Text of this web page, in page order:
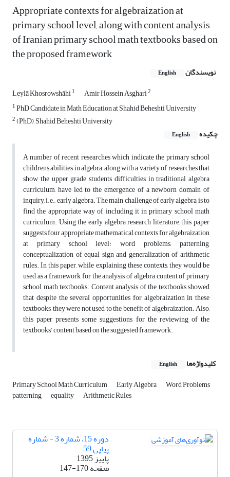
Appropriate contexts for algebraization at
primary school level, along with content analysis
of Iranian primary school math textbooks based on
the proposed framework
نویسندگان English
Leylā Khosrowshāhi1 Amir Hossein Asghari2
1PhD Candidate in Math Education at Shahid Beheshti University
2(PhD), Shahid Beheshti University
چکیده
English
A number of recent researches which indicate the primary school
childrens abilities in algebra, along with a variety of researches that
show the upper grade students difficulties in traditional algebra
curriculum, have led to the emergence of a newborn domain of
inquiry, i.e., early algebra. The main challenge of early algebra is to
find the appropriate way of including it in primary school math
curriculum. Using the early algebra research literature, this paper
suggests four appropriate mathematical contexts for algebraization
at primary school level: word problems, patterning,
conceptualization of equal sign and generalization of arithmetic
rules. In this paper, while explaining these contexts, they would be
used as a framework for the analysis of algebra content of primary
school math textbooks. Content analysis of the textbooks showed
that despite the several opportunities for algebraization in these
textbooks, they were not used to the benefit of algebraization. Also,
this paper presents some suggestions for the reviewing of the
textbooks’ content based on the suggested framework.
کلیدواژه‌ها English
Primary School Math Curriculum Early Algebra Word Problems
patterning equality Arithmetic Rules
دوره 15، شماره 3 - شماره
پیاپی 59
پاییز 1395
صفحه147-170